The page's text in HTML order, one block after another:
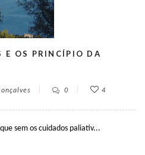
E OS PRINCÍPIO DA
0 4
sem os cuidados paliativ...